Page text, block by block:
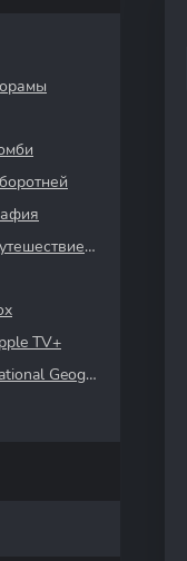
Путешествие во времени
TV+
National Geographic